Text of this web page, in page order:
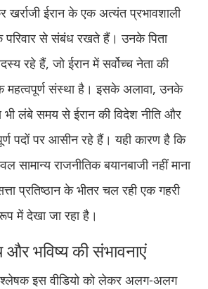
खर्राजी ईरान के एक अत्यंत प्रभावशाली
परिवार से संबंध रखते हैं। उनके पिता
रहे हैं, जो ईरान में सर्वोच्च नेता की
महत्वपूर्ण संस्था है। इसके अलावा, उनके
लंबे समय से ईरान की विदेश नीति और
पदों पर आसीन रहे हैं। यही कारण है कि
सामान्य राजनीतिक बयानबाजी नहीं माना
प्रतिष्ठान के भीतर चल रही एक गहरी
में देखा जा रहा है।
और भविष्य की संभावनाएं
इस वीडियो को लेकर अलग-अलग